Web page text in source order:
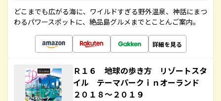
どこまでも広がる海に、ワイルドすぎる野外温泉、神話にまつ
わるパワースポットに、絶品島グルメまでとことんご案内。
詳細を見る
Ｒ１６ 地球の歩き方 リゾートスタ
イル テーマパークｉｎオーランド
２０１８～２０１９